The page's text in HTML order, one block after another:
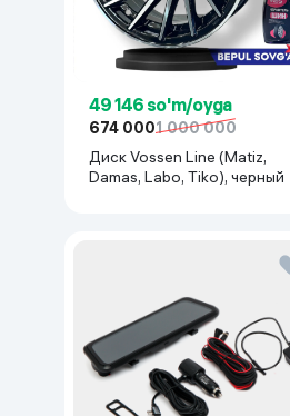
49 146 so'm/oyga
674 0001 000 000
Диск Vossen Line (Matiz,
Damas, Labo, Tiko), черный